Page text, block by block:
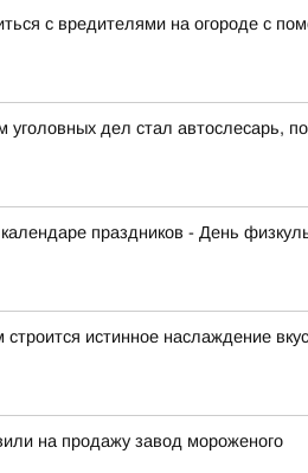
с вредителями на огороде с
уголовных дел стал автослесарь,
праздников - День
строится истинное наслаждение
на продажу завод мороженого